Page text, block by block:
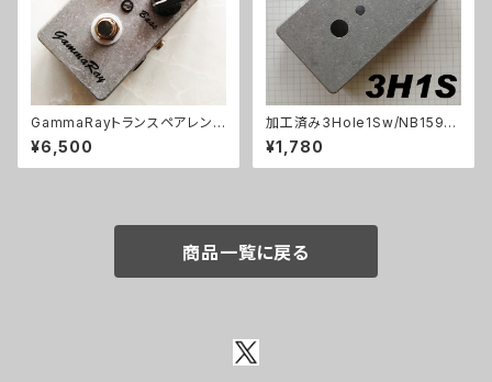
GammaRayトランスペアレント
系ODキット【BASIC KIT】
¥6,500
加工済み3Hole1Sw/NB1590
B（112x61x32mm）アルミダイ
キャストケース
¥1,780
商品一覧に戻る